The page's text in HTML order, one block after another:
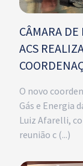
CÂMARA
ACS
O novo
Gás e Energia
Luiz Afarelli,
reunião c (...)